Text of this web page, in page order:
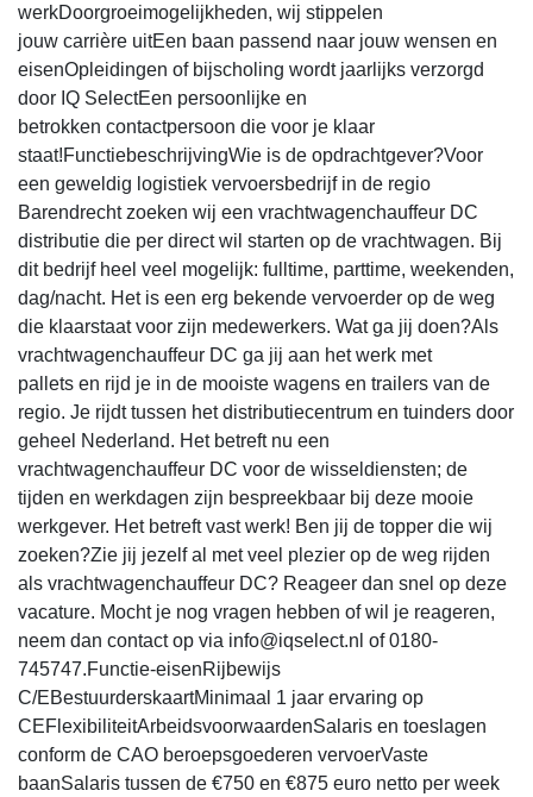
werkDoorgroeimogelijkheden, wij stippelen
jouw carrière uitEen baan passend naar jouw wensen en
eisenOpleidingen of bijscholing wordt jaarlijks verzorgd
door IQ SelectEen persoonlijke en
betrokken contactpersoon die voor je klaar
staat!FunctiebeschrijvingWie is de opdrachtgever?Voor
een geweldig logistiek vervoersbedrijf in de regio
Barendrecht zoeken wij een vrachtwagenchauffeur DC
distributie die per direct wil starten op de vrachtwagen. Bij
dit bedrijf heel veel mogelijk: fulltime, parttime, weekenden,
dag/nacht. Het is een erg bekende vervoerder op de weg
die klaarstaat voor zijn medewerkers. Wat ga jij doen?Als
vrachtwagenchauffeur DC ga jij aan het werk met
pallets en rijd je in de mooiste wagens en trailers van de
regio. Je rijdt tussen het distributiecentrum en tuinders door
geheel Nederland. Het betreft nu een
vrachtwagenchauffeur DC voor de wisseldiensten; de
tijden en werkdagen zijn bespreekbaar bij deze mooie
werkgever. Het betreft vast werk! Ben jij de topper die wij
zoeken?Zie jij jezelf al met veel plezier op de weg rijden
als vrachtwagenchauffeur DC? Reageer dan snel op deze
vacature. Mocht je nog vragen hebben of wil je reageren,
neem dan contact op via info@iqselect.nl of 0180-
745747.Functie-eisenRijbewijs
C/EBestuurderskaartMinimaal 1 jaar ervaring op
CEFlexibiliteitArbeidsvoorwaardenSalaris en toeslagen
conform de CAO beroepsgoederen vervoerVaste
baanSalaris tussen de €750 en €875 euro netto per week